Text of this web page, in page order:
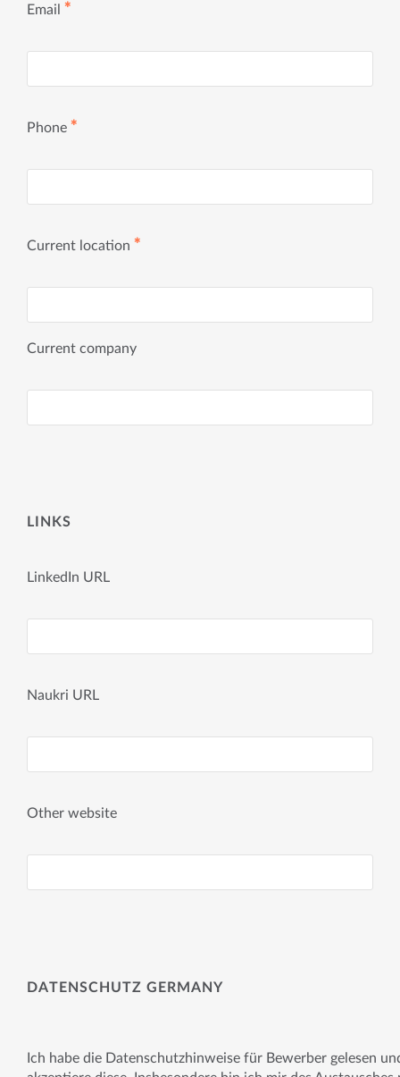
Email ✱
Phone ✱
Current location ✱
Current company
LINKS
LinkedIn URL
Naukri URL
Other website
DATENSCHUTZ GERMANY
Ich habe die Datenschutzhinweise für Bewerber gelesen